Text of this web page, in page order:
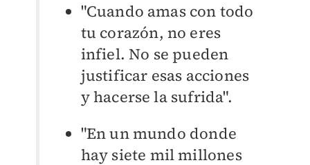
"Cuando amas con todo
tu corazón, no eres
infiel. No se pueden
justificar esas acciones
y hacerse la sufrida".
"En un mundo donde
hay siete mil millones